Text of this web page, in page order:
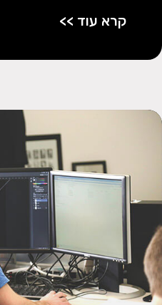
קרא עוד >>